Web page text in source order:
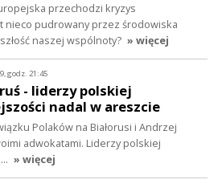
przechodzi kryzys
nieco pudrowany przez środowiska
naszej wspólnoty? » więcej
godz. 21:45
- liderzy polskiej
nadal w areszcie
Polaków na Białorusi i Andrzej
adwokatami. Liderzy polskiej
» więcej